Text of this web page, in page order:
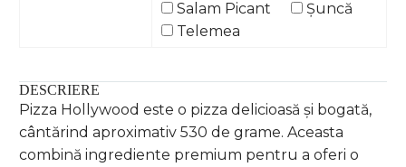
Salam Picant
Șuncă
Telemea
DESCRIERE
Pizza Hollywood este o pizza delicioasă și bogată,
cântărind aproximativ 530 de grame. Aceasta
combină ingrediente premium pentru a oferi o